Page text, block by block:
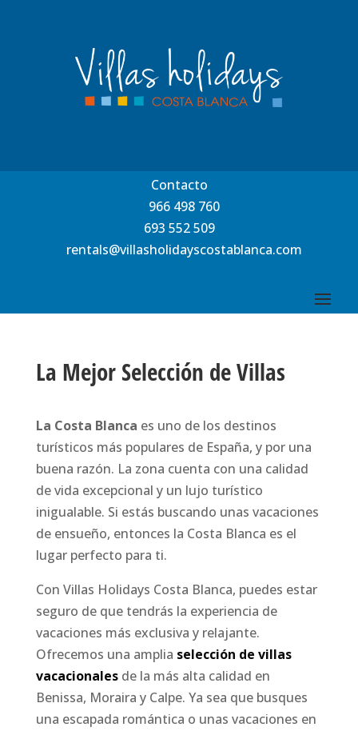
Contacto
966 498 760
693 552 509
rentals@villasholidayscostablanca.com
La Mejor Selección de Villas
La Costa Blanca es uno de los destinos
turísticos más populares de España, y por una
buena razón. La zona cuenta con una calidad
de vida excepcional y un lujo turístico
inigualable. Si estás buscando unas vacaciones
de ensueño, entonces la Costa Blanca es el
lugar perfecto para ti.
Con Villas Holidays Costa Blanca, puedes estar
seguro de que tendrás la experiencia de
vacaciones más exclusiva y relajante.
Ofrecemos una amplia selección de villas
vacacionalesde la más alta calidad en
Benissa, Moraira y Calpe. Ya sea que busques
una escapada romántica o unas vacaciones en